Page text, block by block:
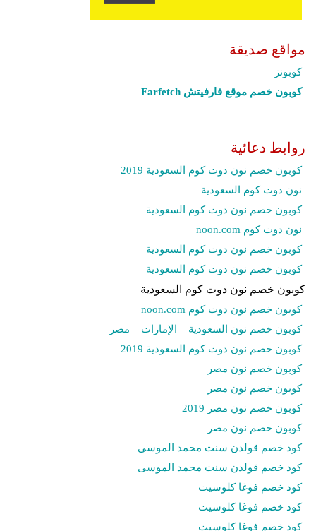
مواقع صديقة
كوبونز
كوبون خصم موقع فارفيتش Farfetch‎
روابط دعائية
كوبون خصم نون دوت كوم السعودية 2019
نون دوت كوم السعودية
كوبون خصم نون دوت كوم السعودية
نون دوت كوم noon.com
كوبون خصم نون دوت كوم السعودية
كوبون خصم نون دوت كوم السعودية
كوبون خصم نون دوت كوم السعودية
كوبون خصم نون دوت كوم noon.com
كوبون خصم نون السعودية – الإمارات – مصر
كوبون خصم نون دوت كوم السعودية 2019
كوبون خصم نون مصر
كوبون خصم نون مصر
كوبون خصم نون مصر 2019
كوبون خصم نون مصر
كود خصم قولدن سنت محمد الموسى
كود خصم قولدن سنت محمد الموسى
كود خصم فوغا كلوسيت
كود خصم فوغا كلوسيت
كود خصم فوغا كلوسيت